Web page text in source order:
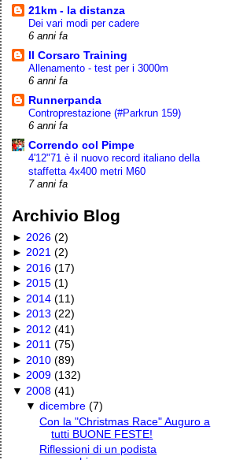
21km - la distanza
Dei vari modi per cadere
6 anni fa
Il Corsaro Training
Allenamento - test per i 3000m
6 anni fa
Runnerpanda
Controprestazione (#Parkrun 159)
6 anni fa
Correndo col Pimpe
4'12"71 è il nuovo record italiano della
staffetta 4x400 metri M60
7 anni fa
Archivio Blog
► 2026 (2)
►2021 (2)
► 2016 (17)
►2015 (1)
► 2014 (11)
►2013 (22)
► 2012 (41)
►2011 (75)
► 2010 (89)
►2009 (132)
▼ 2008 (41)
▼dicembre (7)
Con la "Christmas Race" Auguro a
tutti BUONE FESTE!
Riflessioni di un podista